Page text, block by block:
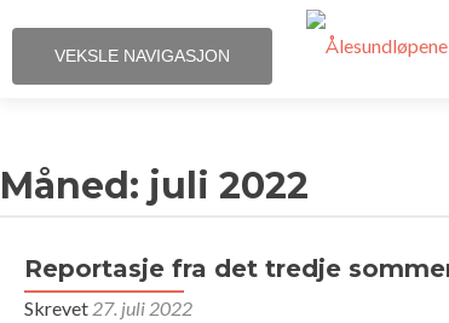
VEKSLE NAVIGASJON
Måned: juli 2022
Reportasje fra det tredje
Skrevet 27. juli 2022